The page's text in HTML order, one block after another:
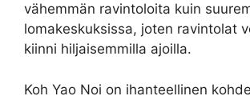
vähemmän ravintoloita kuin
lomakeskuksissa, joten ravintolat
kiinni hiljaisemmilla ajoilla.
Koh Yao Noi on ihanteellinen kohde